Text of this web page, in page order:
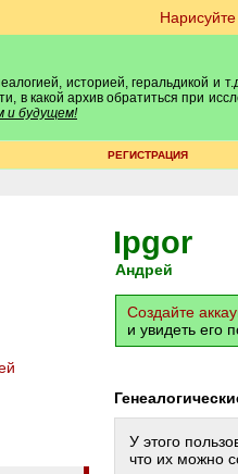
историей, геральдикой и
в какой архив обратиться при
и будущем!
РЕГИСТРАЦИЯ
Ipgor
Андрей
Создайте
и увидеть его
У этого
что их можно